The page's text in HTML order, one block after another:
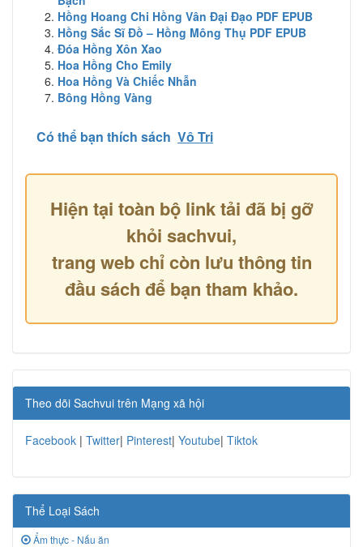
Hồng Hoang Chi Hồng Vân Đại Đạo PDF EPUB
Hồng Sắc Sĩ Đồ – Hồng Mông Thụ PDF EPUB
Đóa Hồng Xôn Xao
Hoa Hồng Cho Emily
Hoa Hồng Và Chiếc Nhẫn
Bông Hồng Vàng
Có thể bạn thích sách Vô Tri
Hiện tại toàn bộ link tải đã bị gỡ
khỏi sachvui,
trang web chỉ còn lưu thông tin
đầu sách để bạn tham khảo.
Theo dõi Sachvui trên Mạng xã hội
Facebook | Twitter| Pinterest| Youtube| Tiktok
Thể Loại Sách
Ẩm thực - Nấu ăn